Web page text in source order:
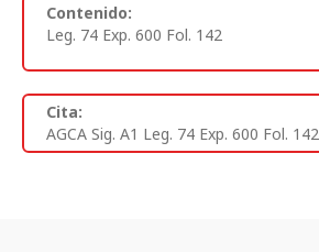
Contenido:
Leg. 74 Exp. 600 Fol. 142
Cita:
AGCA Sig. A1 Leg. 74 Exp. 600 Fol. 142